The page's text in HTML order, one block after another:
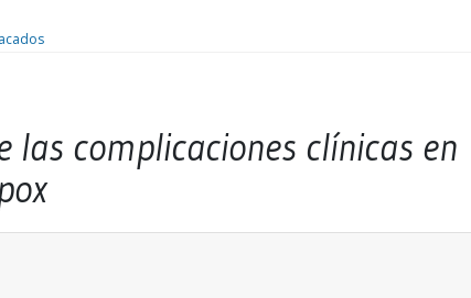
las complicaciones clínicas en